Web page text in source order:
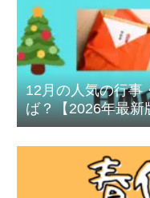
12月の人気の行事
ば？【2026年最新
事を徹底解説